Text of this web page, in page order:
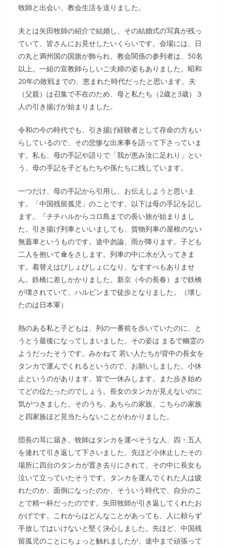
牧師と出会い、教会生活を送りました。
夫とは矢田牧師の紹介で結婚し、その結婚式の写真が残っ
ていて、皆さんにお見せしたいくらいです。会場には、日
の丸と満州国の国旗が飾られ、教会関係の参列者は、50名
以上。一組の宣教師らしいご夫婦の姿もありました。昭和
20年の敗戦までの、恵まれた時代だったと思います。夫
（父親）は召集で不在のため、母と私たち（2歳と3歳）３
人の引き揚げが始まりました。
令和の今の時代でも、引き揚げ経験者として存命の方もい
らしているので、その悲惨な出来事を語って下さっていま
す。私も、母の手記や語りで「我が恵み汝に足れり」とい
う、母の手記を子どもたちや孫たちに残しています。
一つだけ、母の手記から引用し、お伝えしようと思いま
す。「中国残留孤児」のことです。以下は母の手記を記し
ます。『チチハルからコロ島までの長い旅が始まりまし
た。引き揚げ列車といいましても、貨物列車の屋根のない
無蓋車というものです。途中勿論、雨が降ります。子ども
二人を抱いて傘をさします。列車の中に水が入ってきま
す。着替えはびしょびしょになり、なすすべもありませ
ん。鉄橋に差しかかりました。新京（今の長春）まで鉄橋
が壊されていて、ハルピンまで徒歩となりました。（壊し
たのは日本軍）
熱のある私と子どもは、列の一番前を歩いていたのに、と
うとう最後になってしまいました。その姿は まるで幽霊の
ようだったそうです。みかねて 若い人たちが背中の長女を
タンカで運んでくれるというので、お願いしました。小休
止というのがあります。皆で一休みします。また歩き始め
てどの位たったのでしょう。長女のタンカが見えないのに
気がつきました。そのうち、あちらの家族、こちらの家族
と四家族ほど見当たらないことがわかりました。
団長の耳に届き、牧師はタンカを運べそうな人、四・五人
を連れて引き返して下さいました。先ほど小休止したその
場所に四台のタンカが置き去りにされて、その中に長女も
泣いて立っていたそうです。タンカを運んでくれた人は疲
れたのか、面倒になったのか、そういう時代で、自分のこ
とで精一杯だったのです。矢田牧師が引き返してくれたお
かげです。これからはどんなことがあっても、人に頼らず
手放してはいけないと堅く決心しました。先ほど、中国残
留孤児のことにちょっと触れましたが、途中まで頑張って